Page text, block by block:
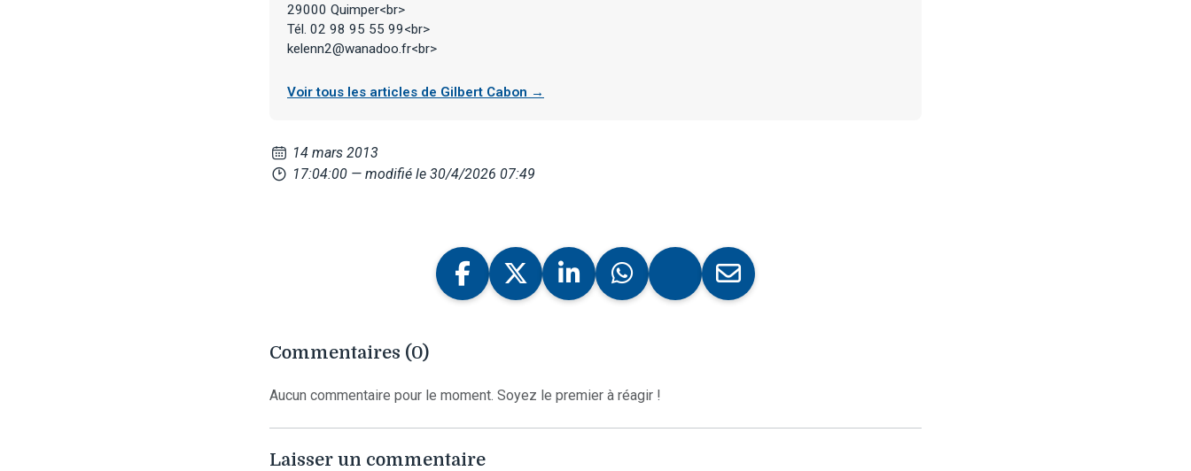
29000 Quimper<br>
Tél. 02 98 95 55 99<br>
kelenn2@wanadoo.fr<br>
Voir tous les articles de Gilbert Cabon →
14 mars 2013
17:04:00 — modifié le 30/4/2026 07:49
Commentaires (0)
Aucun commentaire pour le moment. Soyez le premier à réagir !
Laisser un commentaire